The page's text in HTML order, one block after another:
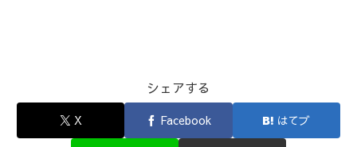
シェアする
X Facebook はてブ